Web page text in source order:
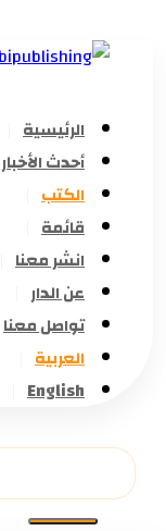
الرئيسية
أحدث الأخبار
الكتب
قائمة
انشر معنا
عن الدار
تواصل معنا
العربية
English